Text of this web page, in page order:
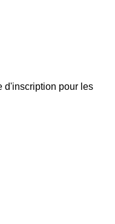
d'inscription pour les